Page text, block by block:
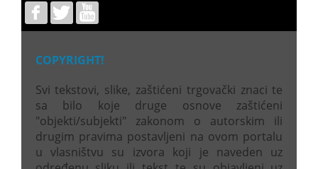
COPYRIGHT!
Svi tekstovi, slike, zaštićeni trgovački znaci te
sa bilo koje druge osnove zaštićeni
"objekti/subjekti" zakonom o autorskim ili
drugim pravima postavljeni na ovom portalu
u vlasništvu su izvora koji je naveden uz